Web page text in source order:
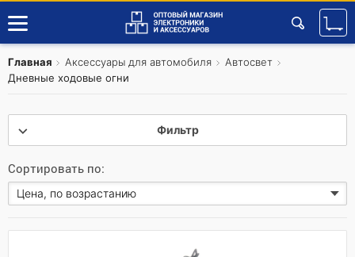
Главная Аксессуары для автомобиля
Автосвет
Дневные ходовые огни
Фильтр
Сортировать по: